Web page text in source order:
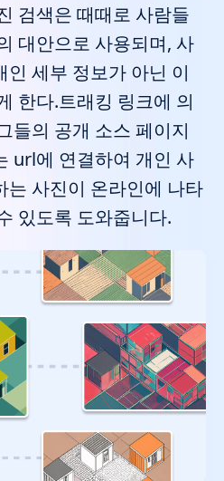
검색은 때때로 사람들
대안으로 사용되며, 사
세부 정보가 아닌 이
한다.트래킹 링크에 의
들의 공개 소스 페이지
url에 연결하여 개인 사
는 사진이 온라인에 나타
있도록 도와줍니다.